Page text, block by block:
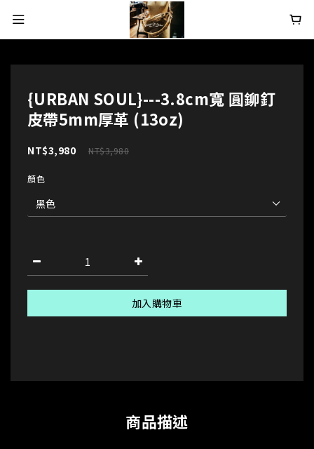
{URBAN SOUL}---3.8cm寬 圓鉚釘
皮帶5mm厚革 (13oz)
NT$3,980
NT$3,980
顏色
加入購物車
商品描述